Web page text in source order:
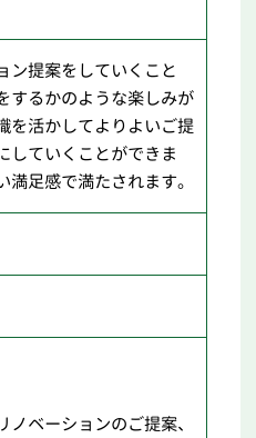
ン提案をしていくこと
するかのような楽しみが
を活かしてよりよいご提
していくことができま
足感で満たされます。
ベーションのご提案、